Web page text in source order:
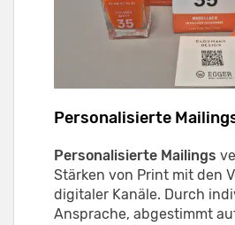
Personalisierte
Personalisierte Mailings
Stärken von Print mit den
digitaler Kanäle. Durch
Ansprache, abgestimmt